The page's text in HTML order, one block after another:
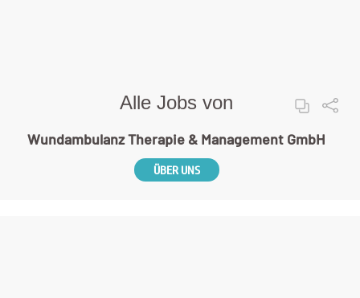
Alle Jobs von
Wundambulanz Therapie & Management GmbH
ÜBER UNS